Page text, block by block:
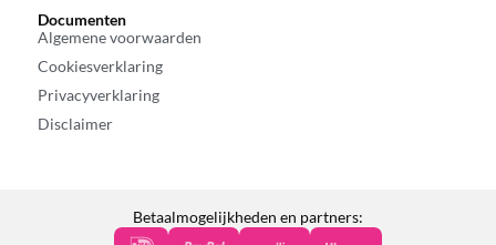
Documenten
Algemene voorwaarden
Cookiesverklaring
Privacyverklaring
Disclaimer
Betaalmogelijkheden en partners: